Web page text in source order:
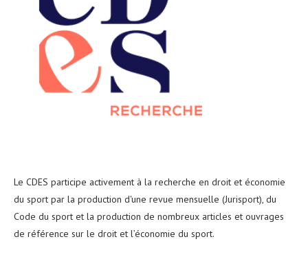
Le CDES participe activement à la recherche en droit et économie
du sport par la production d'une revue mensuelle (Jurisport), du
Code du sport et la production de nombreux articles et ouvrages
de référence sur le droit et l’économie du sport.